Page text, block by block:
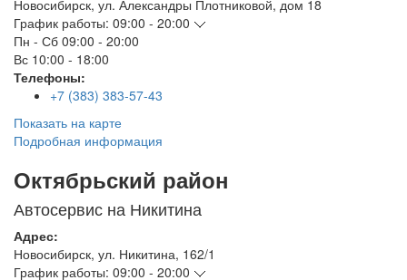
Новосибирск, ул. Александры Плотниковой, дом 18
График работы: 09:00 - 20:00
Пн - Сб 09:00 - 20:00
Вс 10:00 - 18:00
Телефоны:
+7 (383) 383-57-43
Показать на карте
Подробная информация
Октябрьский район
Автосервис на Никитина
Адрес:
Новосибирск, ул. Никитина, 162/1
График работы: 09:00 - 20:00